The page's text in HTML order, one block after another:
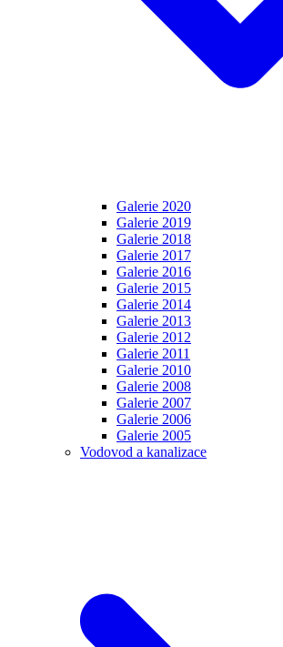
Galerie 2020
Galerie 2019
Galerie 2018
Galerie 2017
Galerie 2016
Galerie 2015
Galerie 2014
Galerie 2013
Galerie 2012
Galerie 2011
Galerie 2010
Galerie 2008
Galerie 2007
Galerie 2006
Galerie 2005
Vodovod a kanalizace